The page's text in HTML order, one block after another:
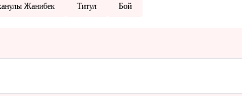
Жанибек Титул Бой